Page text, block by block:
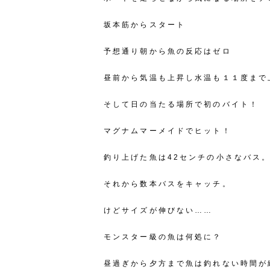
坂本筋からスタート
予想通り朝から魚の反応はゼロ
昼前から気温も上昇し水温も１１度まで
そして日の当たる場所で初のバイト！
マグナムマーメイドでヒット！
釣り上げた魚は42センチの小さなバス。
それから数本バスをキャッチ。
けどサイズが伸びない……
モンスター級の魚は何処に？
昼過ぎから夕方まで魚は釣れない時間